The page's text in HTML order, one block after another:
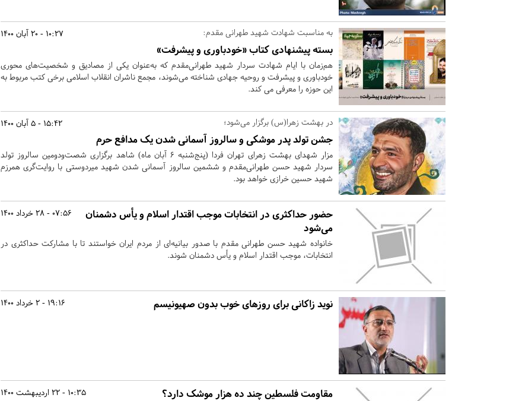
10:27 - 20 آبان 1400 به مناسبت شهادت شهید طهرانی مقدم:
بسته پیشنهادی کتاب «خودباوری و پیشرفت»
هم‌زمان با ایام شهادت سردار شهید طهرانی‌مقدم که به‌عنوان یکی از مصادیق و شخصیت‌های محوری
خودباوری و پیشرفت و روحیه جهادی شناخته می‌شوند، مجمع ناشران انقلاب اسلامی برخی کتب مربوط به
این حوزه را معرفی می کند.
15:42 - 5 آبان 1400 در بهشت زهرا(س) برگزار می‌شود؛
جشن تولد پدر موشکی و سالروز آسمانی شدن یک مدافع حرم
مزار شهدای بهشت زهرای تهران فردا (پنج‌شنبه ۶ آبان ماه) شاهد برگزاری شصت‌ودومین سالروز تولد
سردار شهید حسن طهرانی‌مقدم و ششمین سالروز آسمانی شدن شهید میردوستی با روایت‌گری همرزم
شهید حسین خرازی خواهد بود.
07:56 - 28 خرداد 1400
حضور حداکثری در انتخابات موجب اقتدار اسلام و یأس دشمنان
می‌شود
خانواده شهید حسن طهرانی مقدم با صدور بیانیه‌ای از مردم ایران خواستند تا با مشارکت حداکثری در
انتخابات، موجب اقتدار اسلام و یأس دشمنان شوند.
19:16 - 2 خرداد 1400 نوید زاکانی برای روزهای خوب بدون صهیونیسم
10:35 - 22 اردیبهشت 1400 مقاومت فلسطین چند ده هزار موشک دارد؟